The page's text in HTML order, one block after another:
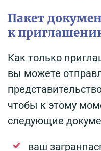
Пакет
к
Как только
вы можете
чтобы к этому
следующие
ваш